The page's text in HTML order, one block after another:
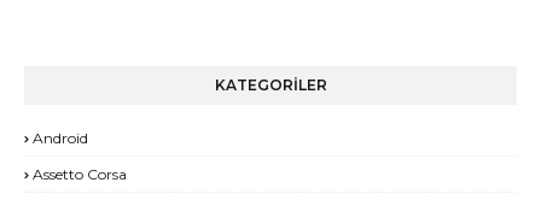
KATEGORİLER
Android
Assetto Corsa